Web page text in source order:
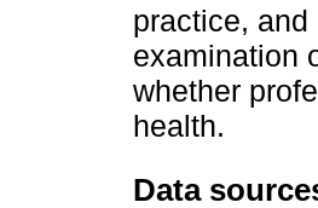
practice,
examination
whether
health.
Data